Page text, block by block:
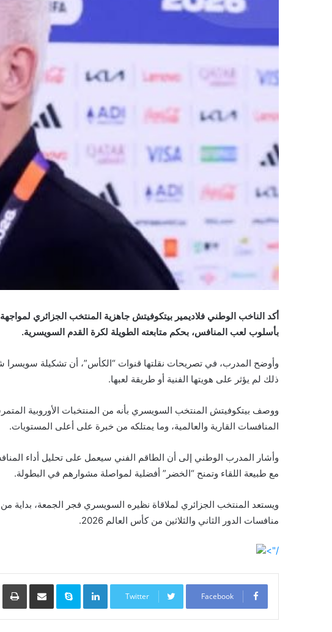
أكد الناخب الوطني فلاديمير بيتكوفيتش جاهزية المنتخب الجزائري
بأسلوب لعب المنافس، بحكم متابعته الطويلة لكرة القدم السويسرية.
وأوضح المدرب، في تصريحات نقلتها قنوات “الكأس”، أن تشكيلة
ذلك لم يؤثر على هويتها الفنية أو طريقة لعبها.
ووصف بيتكوفيتش المنتخب السويسري بأنه من المنتخبات الأوروبية
المنافسات القارية والعالمية، وما يمتلكه من خبرة على أعلى المستويات.
وأشار المدرب الوطني إلى أن الطاقم الفني سيعمل على تحليل أداء
مع طبيعة اللقاء وتمنح “الخضر” أفضلية لمواصلة مشوارهم في البطولة.
ويستعد المنتخب الجزائري لملاقاة نظيره السويسري فجر الجمعة، بداية
منافسات الدور الثاني والثلاثين من كأس العالم 2026.
/">
Facebook
Twitter
LinkedIn
Skype مشاركة عبر البريد